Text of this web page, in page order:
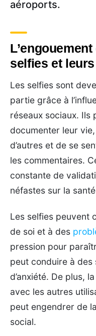
aéroports.
selfies et
Les selfies sont
partie grâce à
réseaux sociaux. Ils
documenter leur
d’autres et de se
les commentaires.
constante de
néfastes sur la
Les selfies peuvent
de soi et à des
pression pour
peut conduire à des
d’anxiété. De plus,
avec les autres
peut engendrer de
social.